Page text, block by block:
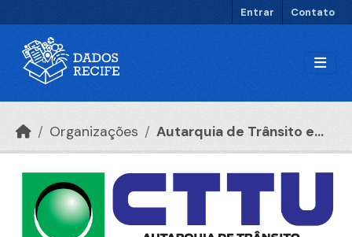
Entrar Contato
Organizações Autarquia de Trânsito e...